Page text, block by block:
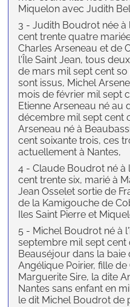
Miquelon avec Judith
3 - Judith Boudrot née à
cent trente quatre
Charles Arseneau et de
l'Île Saint Jean, tous
de mars mil sept cent
sont issus, Michel
mois de février mil sept
Etienne Arseneau né au
décembre mil sept cent
Arseneau né à
cent soixante trois, ces
actuellement à Nantes,
4 - Claude Boudrot né à
cent trente six, marié à
Jean Osselet sortie de
de la Kamigouche de
Iles Saint Pierre et
5 - Michel Boudrot né à
septembre mil sept cent
Beauséjour dans la baie
Angélique Poirier, fille
Marguerite Sire, la dite
Nantes sans enfant en
le dit Michel Boudrot de